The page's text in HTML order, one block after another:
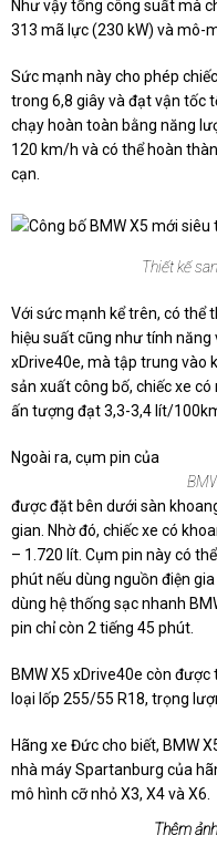
Như vậy tổng công suất mà
313 mã lực (230 kW) và mô-
Sức mạnh này cho phép
trong 6,8 giây và đạt vận tốc
chạy hoàn toàn bằng năng
120 km/h và có thể hoàn
cạn.
Thiết kế
Với sức mạnh kể trên, có thể
hiệu suất cũng như tính
xDrive40e, mà tập trung vào
sản xuất công bố, chiếc xe
ấn tượng đạt 3,3-3,4 lít/
Ngoài ra, cụm pin của
được đặt bên dưới sàn
gian. Nhờ đó, chiếc xe có
– 1.720 lít. Cụm pin này có
phút nếu dùng nguồn điện
dùng hệ thống sạc nhanh
pin chỉ còn 2 tiếng 45 phút.
BMW X5 xDrive40e còn
loại lốp 255/55 R18, trọng
Hãng xe Đức cho biết, BMW
nhà máy Spartanburg của
mô hình cỡ nhỏ X3, X4 và X6.
Thêm